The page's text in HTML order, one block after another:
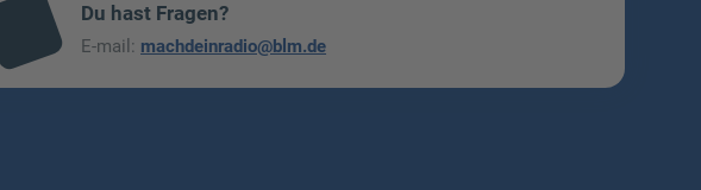
mai
l
Du hast Fragen?
E-mail: machdeinradio@blm.de